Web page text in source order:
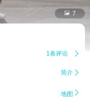
 7
1条评论 
简介 
地图 